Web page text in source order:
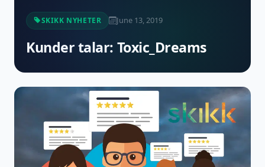
SKIKK NYHETER June 13, 2019
Kunder talar: Toxic_Dreams